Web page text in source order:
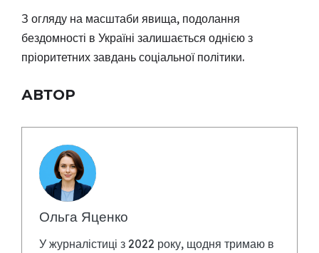
З огляду на масштаби явища, подолання
бездомності в Україні залишається однією з
пріоритетних завдань соціальної політики.
АВТОР
Ольга Яценко
У журналістиці з 2022 року, щодня тримаю в